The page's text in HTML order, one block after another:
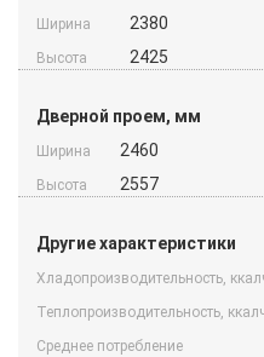
Ширина 2380
Высота 2425
Дверной проем, мм
Ширина 2460
Высота 2557
Другие характеристики
Хладопроизводительность,
Теплопроизводительность,
Среднее потребление